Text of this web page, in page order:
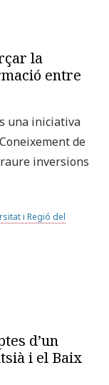
la
entre
una iniciativa
de
inversions
i Regió del
d’un
i el Baix